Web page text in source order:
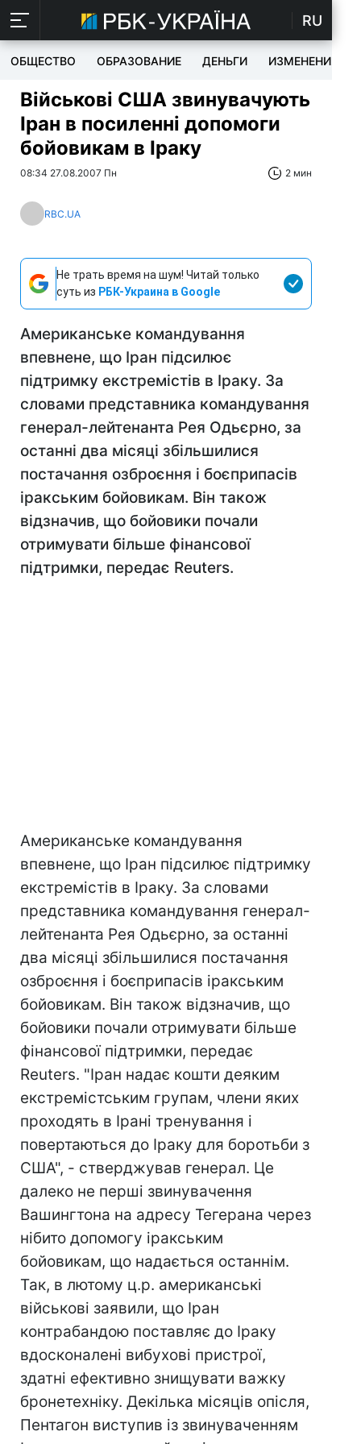
RU
ОБЩЕСТВО ОБРАЗОВАНИЕ ДЕНЬГИ ИЗМЕНЕНИЯ
Військові США звинувачують
Іран в посиленні допомоги
бойовикам в Іраку
08:34 27.08.2007 Пн 2 мин
RBC.UA
Не трать время на шум! Читай только
суть из РБК-Украина в Google
Американське командування
впевнене, що Іран підсилює
підтримку екстремістів в Іраку. За
словами представника командування
генерал-лейтенанта Рея Одьєрно, за
останні два місяці збільшилися
постачання озброєння і боєприпасів
іракським бойовикам. Він також
відзначив, що бойовики почали
отримувати більше фінансової
підтримки, передає Reuters.
Американське командування
впевнене, що Іран підсилює підтримку
екстремістів в Іраку. За словами
представника командування генерал-
лейтенанта Рея Одьєрно, за останні
два місяці збільшилися постачання
озброєння і боєприпасів іракським
бойовикам. Він також відзначив, що
бойовики почали отримувати більше
фінансової підтримки, передає
Reuters. "Іран надає кошти деяким
екстремістським групам, члени яких
проходять в Ірані тренування і
повертаються до Іраку для боротьби з
США", - стверджував генерал. Це
далеко не перші звинувачення
Вашингтона на адресу Тегерана через
нібито допомогу іракським
бойовикам, що надається останнім.
Так, в лютому ц.р. американські
військові заявили, що Іран
контрабандою поставляє до Іраку
вдосконалені вибухові пристрої,
здатні ефективно знищувати важку
бронетехніку. Декілька місяців опісля,
Пентагон виступив із звинуваченням